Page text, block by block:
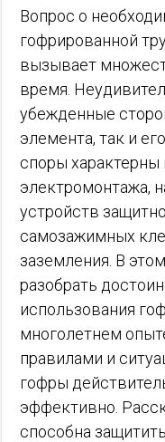
Вопрос о
гофрированной
вызывает
время.
убежденные
элемента, так и
споры характерны
электромонтажа,
устройств
самозажимных
заземления. В
разобрать
использования
многолетнем
правилами и
гофры
эффективно.
способна